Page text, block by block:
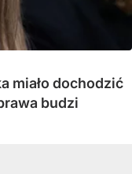
miało dochodzić
budzi